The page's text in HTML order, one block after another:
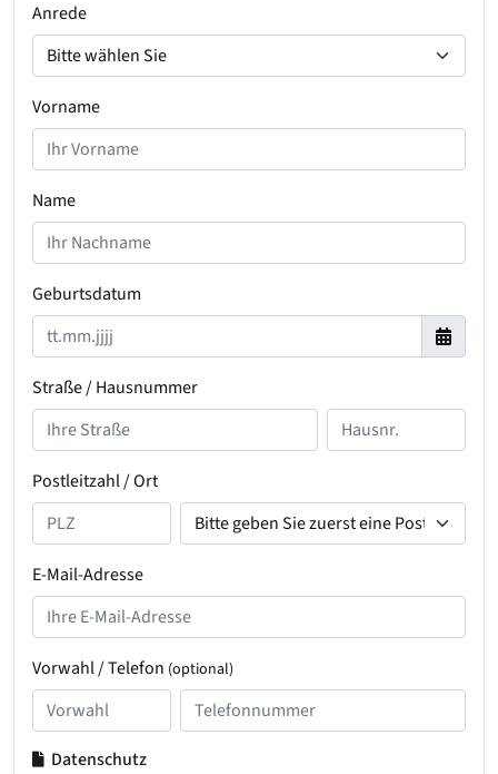
Anrede
Vorname
Name
Geburtsdatum
Straße / Hausnummer
Postleitzahl / Ort
E-Mail-Adresse
Vorwahl / Telefon (optional)
Datenschutz